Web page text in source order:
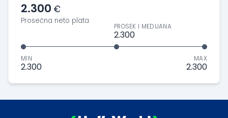
2.300 €
Prosečna neto plata
MIN
2.300
PROSEK I MEDIJANA
2.300
MAX
2.300